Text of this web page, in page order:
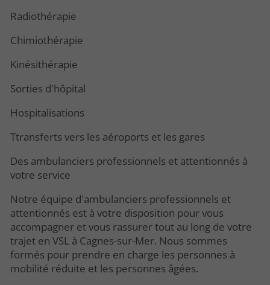
Radiothérapie
Chimiothérapie
Kinésithérapie
Sorties d'hôpital
Hospitalisations
Ttransferts vers les aéroports et les gares
Des ambulanciers professionnels et attentionnés à
votre service
Notre équipe d'ambulanciers professionnels et
attentionnés est à votre disposition pour vous
accompagner et vous rassurer tout au long de votre
trajet en VSL à Cagnes-sur-Mer. Nous sommes
formés pour prendre en charge les personnes à
mobilité réduite et les personnes âgées.